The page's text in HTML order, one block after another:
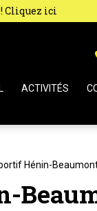
Cliquez ici
ACTIVITÉS
Hénin-